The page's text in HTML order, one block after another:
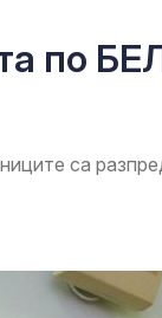
по
са